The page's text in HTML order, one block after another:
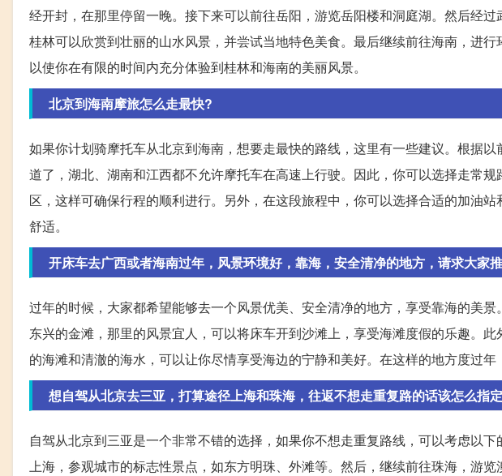
经开封，在那里停留一晚。接下来可以前往岳阳，游览岳阳楼和洞庭湖。然后经
桂林可以欣赏到壮丽的山水风景，并尝试当地特色美食。最后继续前往海南，进
以使你在有限的时间内充分体验到桂林和海南的美丽风景。
北京到海南摩旅怎么走最快?
如果你计划骑摩托车从北京到海南，想要走最快的路线，这里有一些建议。根据
道了，湖北、湖南和江西都不允许摩托车在高速上行驶。因此，你可以选择走常
区，这样可确保行程的顺利进行。另外，在这段旅程中，你可以选择合适的加油
舒适。
开床车去广西或者海南过年，风景环境好，靠海，安全清净的地方，请求大家
过年的时候，大家都希望能够去一个风景优美、安全清净的地方，享受靠海的美
东兴的金滩，那里的风景宜人，可以将床车开到沙滩上，享受海滩度假的乐趣。
的海滩和清澈的海水，可以让你尽情享受海边的宁静和美好。在这样的地方度过年
想自驾从北京去三亚，打算途径上海和珠海，往返不想走重复路的话该怎么指
自驾从北京到三亚是一个非常不错的选择，如果你不想走重复路线，可以考虑以
上海，参观城市的标志性景点，如东方明珠、外滩等。然后，继续前往珠海，游